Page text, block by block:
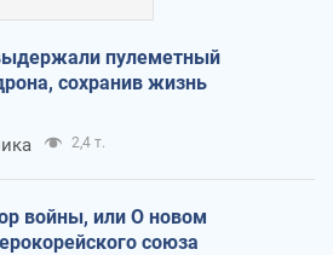
пулеметный
сохранив жизнь
2,4 т.
войны, или О новом
союза